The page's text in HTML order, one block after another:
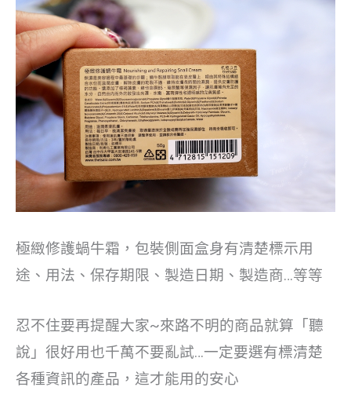
極緻修護蝸牛霜，包裝側面盒身有清楚標示用
途、用法、保存期限、製造日期、製造商…等等
忍不住要再提醒大家~來路不明的商品就算「聽
說」很好用也千萬不要亂試…一定要選有標清楚
各種資訊的產品，這才能用的安心